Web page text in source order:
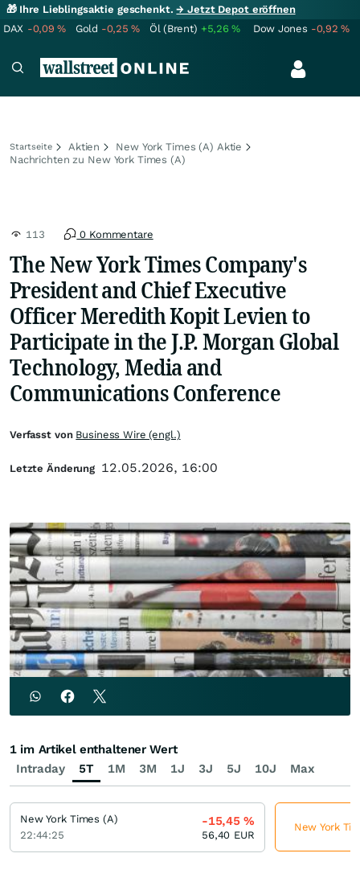
🎁 Ihre Lieblingsaktie geschenkt.→ Jetzt Depot eröffnen
DAX -0,09% Gold -0,25% Öl (Brent) +5,26% Dow Jones -0,92%
Startseite Aktien
New York Times (A) Aktie
Nachrichten zu New York Times (A)
113 0 Kommentare
The New York Times Company's
President and Chief Executive
Officer Meredith Kopit Levien to
Participate in the J.P. Morgan Global
Technology, Media and
Communications Conference
Verfasst von Business Wire (engl.)
Letzte Änderung 12.05.2026, 16:00
Intraday 5T 1M 3M 1J 3J 5J 10J Max
1 im Artikel enthaltener Wert
New York Times (A)
22:44:25
-15,45%
56,40 EUR
New York